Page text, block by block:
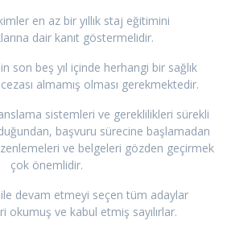
en az bir yıllık staj eğitimini
dair kanıt göstermelidir.
son beş yıl içinde herhangi bir sağlık
almamış olması gerekmektedir.
sistemleri ve gereklilikleri sürekli
başvuru sürecine başlamadan
ve belgeleri gözden geçirmek
çok önemlidir.
ile devam etmeyi seçen tüm adaylar
okumuş ve kabul etmiş sayılırlar.